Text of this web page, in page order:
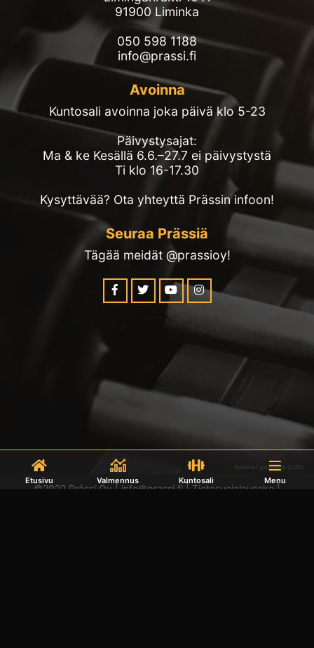
Etusivu Valmennus Kuntosali Menu
91900 Liminka
050 598 1188
info@prassi.fi
Avoinna
Kuntosali avoinna joka päivä klo 5-23
Päivystysajat:
Ma & ke Kesällä 6.6.–27.7 ei päivystystä
Ti klo 16-17.30
Kysyttävää? Ota yhteyttä Prässin infoon!
Seuraa Prässiä
Tägää meidät @prassioy!
Kotisivut yritykselle CURU
©2022 Prässi Oy | info@prassi.fi | Tietosuojalauseke |